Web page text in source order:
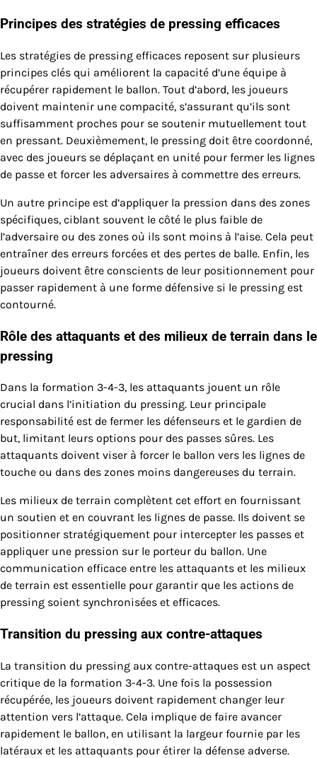
Principes des stratégies de pressing efficaces
Les stratégies de pressing efficaces reposent sur plusieurs
principes clés qui améliorent la capacité d’une équipe à
récupérer rapidement le ballon. Tout d’abord, les joueurs
doivent maintenir une compacité, s’assurant qu’ils sont
suffisamment proches pour se soutenir mutuellement tout
en pressant. Deuxièmement, le pressing doit être coordonné,
avec des joueurs se déplaçant en unité pour fermer les lignes
de passe et forcer les adversaires à commettre des erreurs.
Un autre principe est d’appliquer la pression dans des zones
spécifiques, ciblant souvent le côté le plus faible de
l’adversaire ou des zones où ils sont moins à l’aise. Cela peut
entraîner des erreurs forcées et des pertes de balle. Enfin, les
joueurs doivent être conscients de leur positionnement pour
passer rapidement à une forme défensive si le pressing est
contourné.
Rôle des attaquants et des milieux de terrain dans le
pressing
Dans la formation 3-4-3, les attaquants jouent un rôle
crucial dans l’initiation du pressing. Leur principale
responsabilité est de fermer les défenseurs et le gardien de
but, limitant leurs options pour des passes sûres. Les
attaquants doivent viser à forcer le ballon vers les lignes de
touche ou dans des zones moins dangereuses du terrain.
Les milieux de terrain complètent cet effort en fournissant
un soutien et en couvrant les lignes de passe. Ils doivent se
positionner stratégiquement pour intercepter les passes et
appliquer une pression sur le porteur du ballon. Une
communication efficace entre les attaquants et les milieux
de terrain est essentielle pour garantir que les actions de
pressing soient synchronisées et efficaces.
Transition du pressing aux contre-attaques
La transition du pressing aux contre-attaques est un aspect
critique de la formation 3-4-3. Une fois la possession
récupérée, les joueurs doivent rapidement changer leur
attention vers l’attaque. Cela implique de faire avancer
rapidement le ballon, en utilisant la largeur fournie par les
latéraux et les attaquants pour étirer la défense adverse.